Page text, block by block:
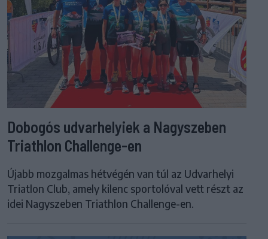
Dobogós udvarhelyiek a Nagyszeben
Triathlon Challenge-en
Újabb mozgalmas hétvégén van túl az Udvarhelyi
Triatlon Club, amely kilenc sportolóval vett részt az
idei Nagyszeben Triathlon Challenge-en.